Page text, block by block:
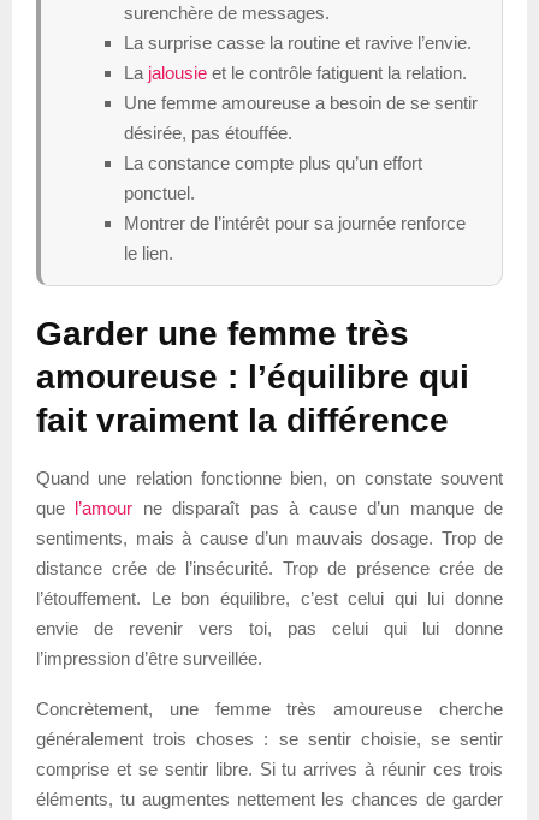
surenchère de messages.
La surprise casse la routine et ravive l’envie.
La jalousie et le contrôle fatiguent la relation.
Une femme amoureuse a besoin de se sentir
désirée, pas étouffée.
La constance compte plus qu’un effort
ponctuel.
Montrer de l’intérêt pour sa journée renforce
le lien.
Garder une femme très
amoureuse : l’équilibre qui
fait vraiment la différence
Quand une relation fonctionne bien, on constate souvent
que l’amour ne disparaît pas à cause d’un manque de
sentiments, mais à cause d’un mauvais dosage. Trop de
distance crée de l’insécurité. Trop de présence crée de
l’étouffement. Le bon équilibre, c’est celui qui lui donne
envie de revenir vers toi, pas celui qui lui donne
l’impression d’être surveillée.
Concrètement, une femme très amoureuse cherche
généralement trois choses : se sentir choisie, se sentir
comprise et se sentir libre. Si tu arrives à réunir ces trois
éléments, tu augmentes nettement les chances de garder